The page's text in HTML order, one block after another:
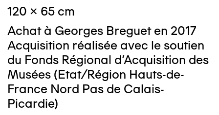
120 x 65 cm
Achat à Georges Breguet en 2017
Acquisition réalisée avec le soutien
du Fonds Régional d’Acquisition des
Musées (Etat/Région Hauts-de-
France Nord Pas de Calais-
Picardie)